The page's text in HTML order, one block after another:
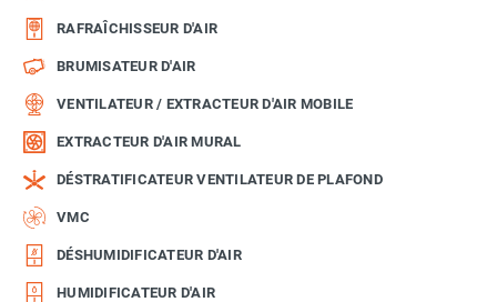
RAFRAÎCHISSEUR D'AIR
BRUMISATEUR D'AIR
VENTILATEUR / EXTRACTEUR D'AIR MOBILE
EXTRACTEUR D'AIR MURAL
DÉSTRATIFICATEUR VENTILATEUR DE PLAFOND
VMC
DÉSHUMIDIFICATEUR D'AIR
HUMIDIFICATEUR D'AIR